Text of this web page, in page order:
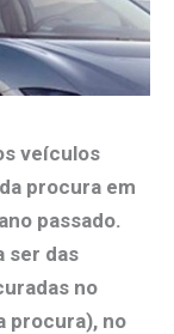
veículos
procura em
passado.
ser das
no
procura), no